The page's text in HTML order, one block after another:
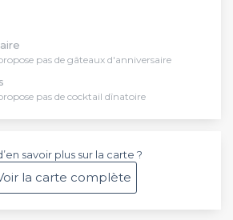
pas de gâteaux d'anniversaire
pas de cocktail dînatoire
savoir plus sur la carte ?
la carte complète